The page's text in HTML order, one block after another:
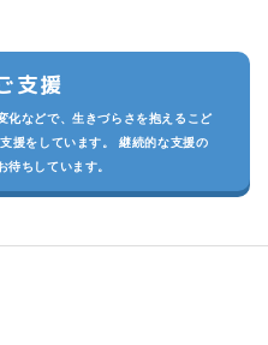
支援
化などで、生きづらさを抱えるこど
援をしています。 継続的な支援の
待ちしています。